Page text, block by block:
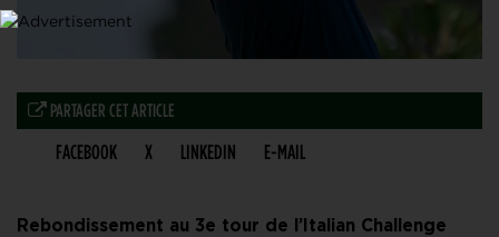
PARTAGER CET ARTICLE
FACEBOOK X LINKEDIN E-MAIL
Rebondissement au 3e tour de l’Italian Challenge